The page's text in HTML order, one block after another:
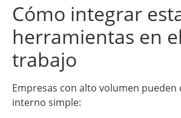
Cómo integrar
herramientas en
trabajo
Empresas con alto volumen pueden
interno simple: